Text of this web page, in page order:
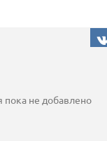
пока не добавлено